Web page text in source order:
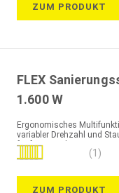
ZUM PRODUKT
FLEX
1.600 W
Ergonomisches
variabler Drehzahl und
für feinere Arbeiten
Bewertung: (1)
ZUM PRODUKT